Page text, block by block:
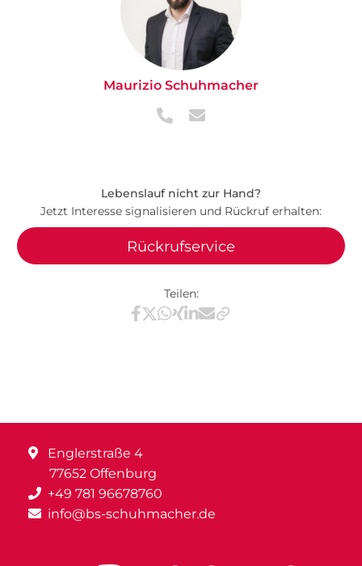
Maurizio Schuhmacher
Lebenslauf nicht zur Hand?
Jetzt Interesse signalisieren und Rückruf erhalten:
Rückrufservice
Teilen:
Teilen via Facebook
Teilen via X / Twitter
Teilen via WhatsApp
Teilen via Xing
Teilen via LinkedIn
Teilen via E-Mail
Englerstraße 4
77652 Offenburg
+49 781 96678760
info@bs-schuhmacher.de